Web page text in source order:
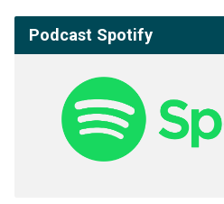
Podcast Spotify